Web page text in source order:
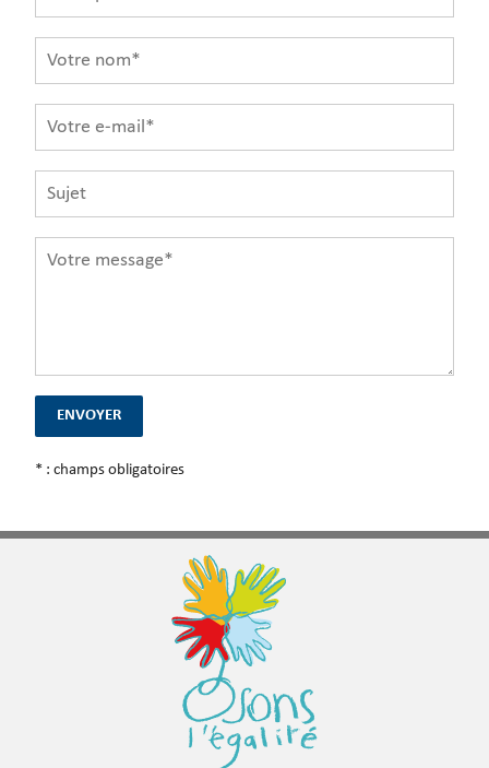
* : champs obligatoires